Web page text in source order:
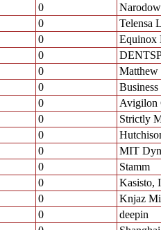
0
0
Telensa
0
Equinox
0
0
Matthew
0
0
Avigilon
0
Strictly
0
0
MIT
0
Stamm
0
Kasisto,
0
Knjaz
0
deepin